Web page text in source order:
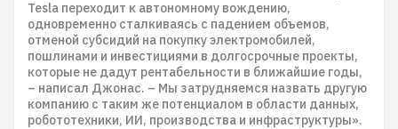
Tesla переходит к автономному вождению,
одновременно сталкиваясь с падением объемов,
отменой субсидий на покупку электромобилей,
пошлинами и инвестициями в долгосрочные проекты,
которые не дадут рентабельности в ближайшие годы,
– написал Джонас. – Мы затрудняемся назвать другую
компанию с таким же потенциалом в области данных,
робототехники, ИИ, производства и инфраструктуры».